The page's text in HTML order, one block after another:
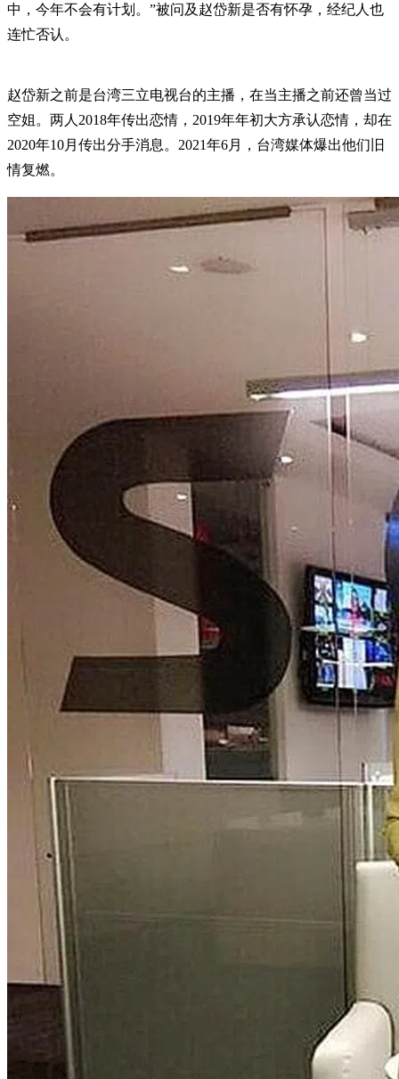
中，今年不会有计划。”被问及赵岱新是否有怀孕，经纪人也
连忙否认。
赵岱新之前是台湾三立电视台的主播，在当主播之前还曾当过
空姐。两人2018年传出恋情，2019年年初大方承认恋情，却在
2020年10月传出分手消息。2021年6月，台湾媒体爆出他们旧
情复燃。